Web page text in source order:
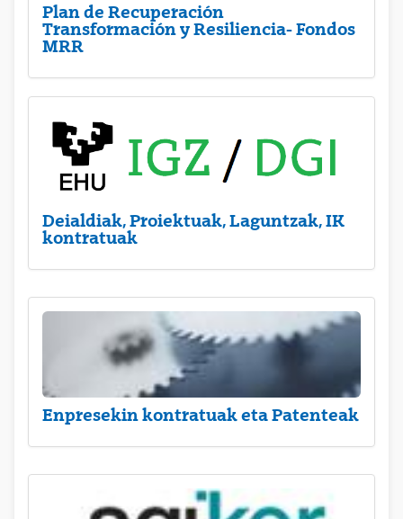
Plan de Recuperación
Transformación y Resiliencia- Fondos
MRR
Deialdiak, Proiektuak, Laguntzak, IK
kontratuak
Enpresekin kontratuak eta Patenteak